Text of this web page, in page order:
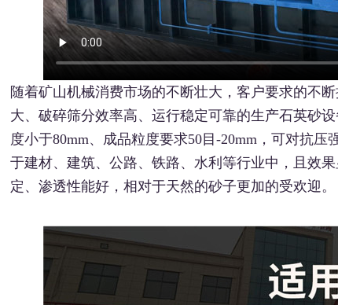
随着矿山机械消费市场的不断壮大，客户要求的不
大、破碎筛分效率高、运行稳定可靠的生产石英砂
度小于80mm、成品粒度要求50目-20mm，可对抗
于建材、建筑、公路、铁路、水利等行业中，且效
定、渗透性能好，相对于天然的砂子更加的受欢迎。